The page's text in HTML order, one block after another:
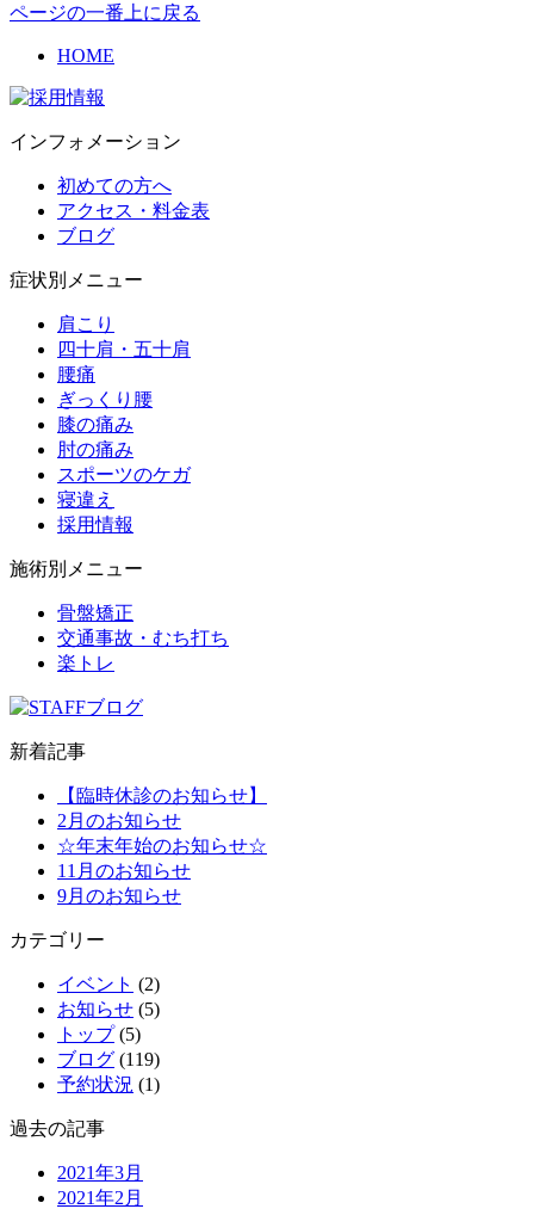
ページの一番上に戻る
HOME
インフォメーション
初めての方へ
アクセス・料金表
ブログ
症状別メニュー
肩こり
四十肩・五十肩
腰痛
ぎっくり腰
膝の痛み
肘の痛み
スポーツのケガ
寝違え
採用情報
施術別メニュー
骨盤矯正
交通事故・むち打ち
楽トレ
新着記事
【臨時休診のお知らせ】
2月のお知らせ
☆年末年始のお知らせ☆
11月のお知らせ
9月のお知らせ
カテゴリー
イベント (2)
お知らせ (5)
トップ(5)
ブログ (119)
予約状況 (1)
過去の記事
2021年3月
2021年2月